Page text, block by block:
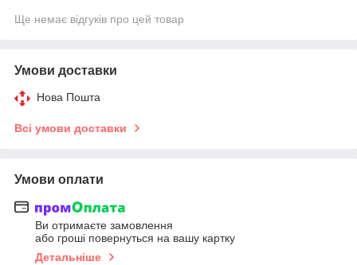
Ще немає відгуків про цей товар
Умови доставки
Нова Пошта
Всі умови доставки
Умови оплати
Ви отримаєте замовлення
або гроші повернуться на вашу картку
Детальніше